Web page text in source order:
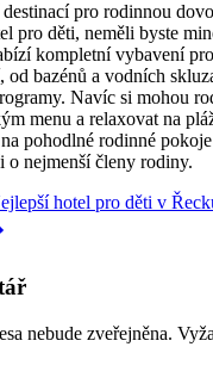
pro rodinnou
pro děti, neměli byste
kompletní vybavení
bazénů a vodních
Navíc si mohou
menu a relaxovat na
pohodlné rodinné
o nejmenší členy rodiny.
hotel pro děti v
nebude zveřejněna.